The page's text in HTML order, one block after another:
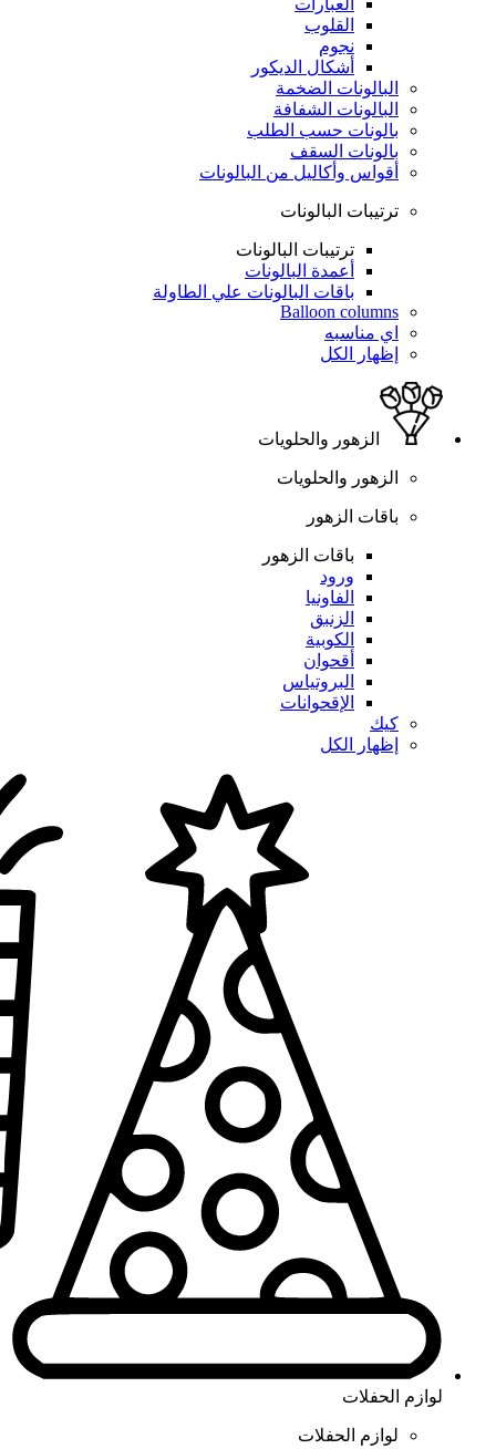
القلوب
نجوم
أشكال الديكور
البالونات الضخمة
البالونات الشفافة
بالونات حسب الطلب
بالونات السقف
أقواس وأكاليل من البالونات
ترتيبات البالونات
ترتيبات البالونات
أعمدة البالونات
باقات البالونات علي الطاولة
Balloon columns
اي مناسبه
إظهار الكل
الزهور والحلويات
الزهور والحلويات
باقات الزهور
باقات الزهور
ورود
الفاونيا
الزنبق
الكوبية
أقحوان
البروتياس
الإقحوانات
كيك
إظهار الكل
لوازم الحفلات
لوازم الحفلات